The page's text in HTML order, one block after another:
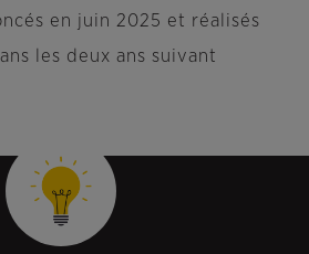
en juin 2025 et réalisés
les deux ans suivant